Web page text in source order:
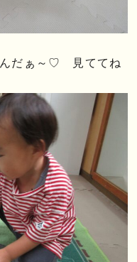
んだぁ～♡ 見ててね